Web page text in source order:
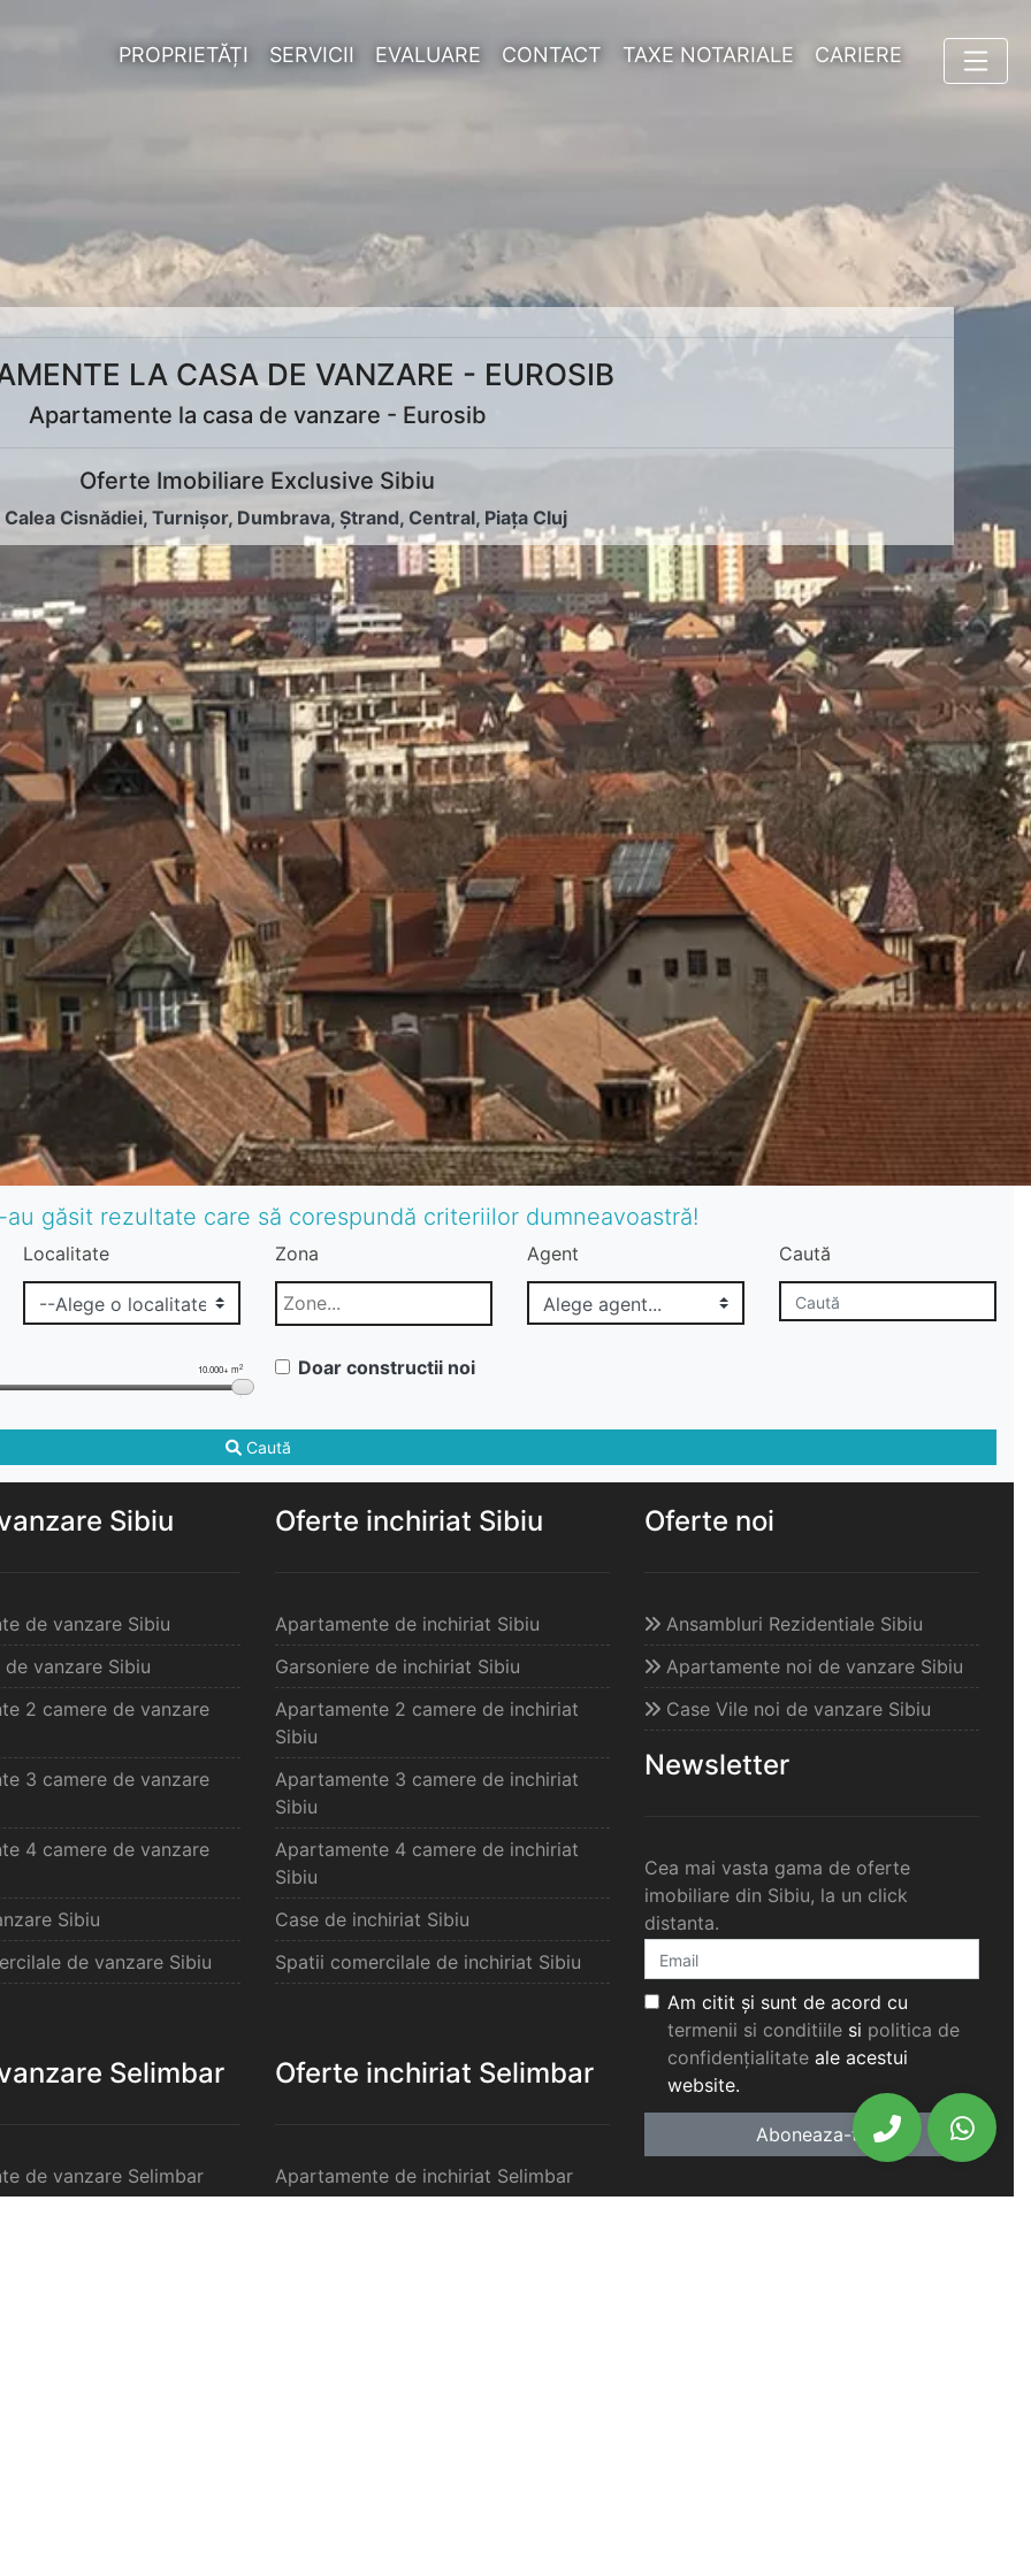
PROPRIETĂȚI SERVICII EVALUARE CONTACT TAXE NOTARIALE CARIERE
LA CASA DE VANZARE - EUROSIB
Apartamente la casa de vanzare - Eurosib
Oferte Imobiliare Exclusive Sibiu
Calea Cisnădiei,Turnișor, Dumbrava,Ștrand,Central, Piața Cluj
găsit rezultate care să corespundă criteriilor dumneavoastră!
Localitate Zona Agent Caută
10.000+ m2 Doar constructii noi
Caută
Sibiu
de vanzare Sibiu
de vanzare Sibiu
2 camere de vanzare
3 camere de vanzare
4 camere de vanzare
Sibiu
de vanzare Sibiu
Selimbar
de vanzare Selimbar
Oferte inchiriat Sibiu
Apartamente de inchiriat Sibiu
Garsoniere de inchiriat Sibiu
Apartamente 2 camere de inchiriat
Sibiu
Apartamente 3 camere de inchiriat
Sibiu
Apartamente 4 camere de inchiriat
Sibiu
Case de inchiriat Sibiu
Spatii comercilale de inchiriat Sibiu
Oferte inchiriat Selimbar
Apartamente de inchiriat Selimbar
Oferte noi
Ansambluri Rezidentiale Sibiu
Apartamente noi de vanzare Sibiu
Case Vile noi de vanzare Sibiu
Newsletter
Cea mai vasta gama de oferte
imobiliare din Sibiu, la un click
distanta.
Am citit și sunt de acord cu
termenii si conditiile si politica de
confidențialitate ale acestui
website.
Aboneaza-te